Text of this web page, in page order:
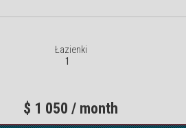
Łazienki
1
$ 1 050 / month